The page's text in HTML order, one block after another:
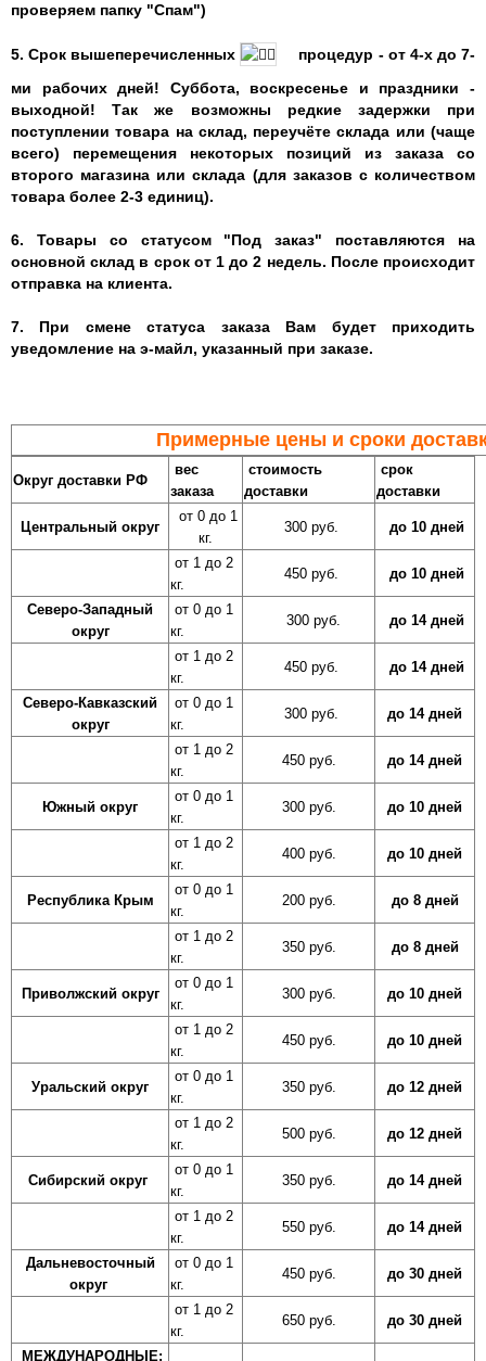
проверяем папку "Спам")
5. Срок вышеперечисленных
процедур - от 4-х до 7-
ми рабочих дней! Суббота, воскресенье и праздники -
выходной! Так же возможны редкие задержки при
поступлении товара на склад, переучёте склада или (чаще
всего) перемещения некоторых позиций из заказа со
второго магазина или склада (для заказов с количеством
товара более 2-3 единиц).
6. Товары со статусом "Под заказ" поставляются на
основной склад в срок от 1 до 2 недель. После происходит
отправка на клиента.
7. При смене статуса заказа Вам будет приходить
уведомление на э-майл, указанный при заказе.
Примерные цены и сроки
Округ доставки РФ
вес
заказа
стоимость
доставки
срок
доставки
Центральный округ
от 0 до 1
кг.
300 руб. до 10 дней
от 1 до 2
кг.
450 руб. до 10 дней
Северо-Западный
округ
от 0 до 1
кг.
300 руб. до 14 дней
от 1 до 2
кг.
450 руб. до 14 дней
Северо-Кавказский
округ
от 0 до 1
кг.
300 руб. до 14 дней
от 1 до 2
кг.
450 руб. до 14 дней
Южный округ
от 0 до 1
кг.
300 руб. до 10 дней
от 1 до 2
кг.
400 руб. до 10 дней
Республика Крым
от 0 до 1
кг.
200 руб. до 8 дней
от 1 до 2
кг.
350 руб. до 8 дней
Приволжский округ
от 0 до 1
кг.
300 руб. до 10 дней
от 1 до 2
кг.
450 руб. до 10 дней
Уральский округ
от 0 до 1
кг.
350 руб. до 12 дней
от 1 до 2
кг.
500 руб. до 12 дней
Сибирский округ
от 0 до 1
кг.
350 руб. до 14 дней
от 1 до 2
кг.
550 руб. до 14 дней
Дальневосточный
округ
от 0 до 1
кг.
450 руб. до 30 дней
от 1 до 2
кг.
650 руб. до 30 дней
МЕЖДУНАРОДНЫЕ: